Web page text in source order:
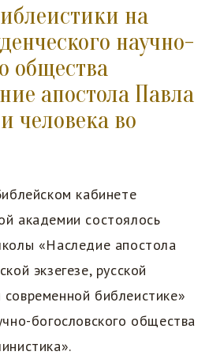
на
научно-
общества
апостола Павла
человека во
кабинете
академии состоялось
«Наследие апостола
экзегезе, русской
библеистике»
богословского общества